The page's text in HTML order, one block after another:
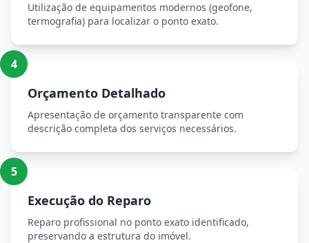
Utilização de equipamentos modernos (geofone,
termografia) para localizar o ponto exato.
4
Orçamento Detalhado
Apresentação de orçamento transparente com
descrição completa dos serviços necessários.
5
Execução do Reparo
Reparo profissional no ponto exato identificado,
preservando a estrutura do imóvel.